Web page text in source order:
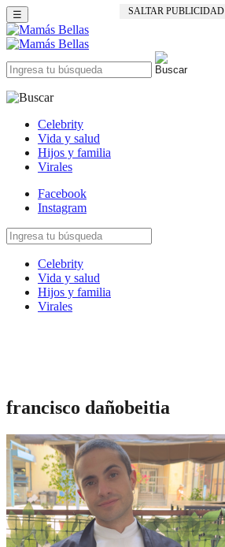
SALTAR PUBLICIDAD
☰
Celebrity
Vida y salud
Hijos y familia
Virales
Facebook
Instagram
Celebrity
Vida y salud
Hijos y familia
Virales
francisco dañobeitia